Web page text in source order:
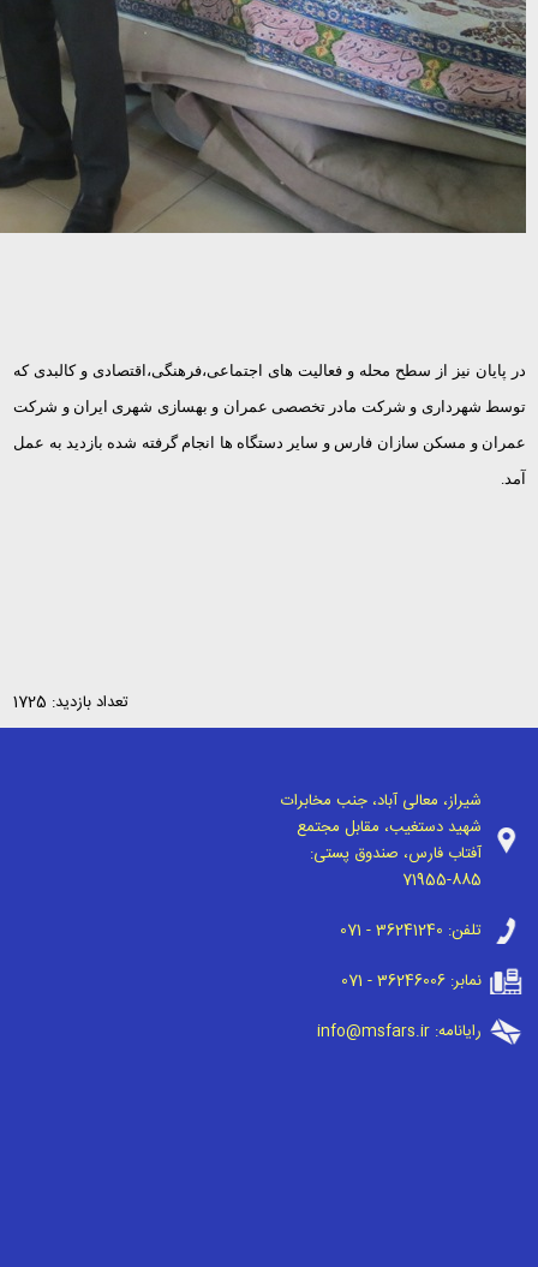
در پایان نیز از سطح محله و فعالیت های اجتماعی،فرهنگی،اقتصادی و کالبدی که
توسط شهرداری و شرکت مادر تخصصی عمران و بهسازی شهری ایران و شرکت
عمران و مسکن سازان فارس و سایر دستگاه ها انجام گرفته شده بازدید به عمل
آمد.
تعداد بازدید: 1725
شیراز، معالی آباد، جنب مخابرات
شهید دستغیب، مقابل مجتمع
آفتاب فارس، صندوق پستی:
71955-885
تلفن: 071 - 36241240
نمابر:071 - 36246006
رایانامه:info@msfars.ir